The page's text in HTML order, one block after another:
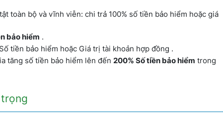
toàn bộ và vĩnh viễn: chi trả 100% số tiền bảo hiểm hoặc giá
bảo hiểm .
tiền bảo hiểm hoặc Giá trị tài khoản hợp đồng .
tăng số tiền bảo hiểm lên đến 200% Số tiền bảo hiểm trong